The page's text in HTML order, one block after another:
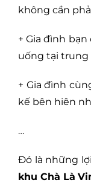
không cần
+ Gia đình
uống tại trung
+ Gia đình
kế bên hiên
…
Đó là những
khu Chà Là